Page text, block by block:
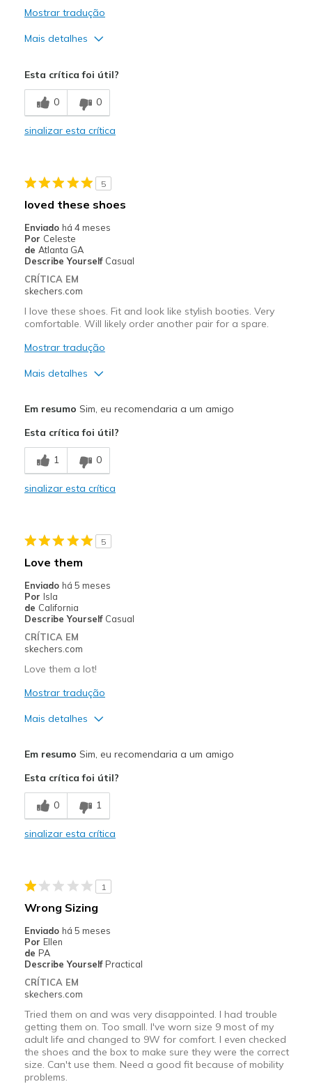
Mostrar tradução
Mais detalhes
Esta crítica foi útil?
0 0
sinalizar esta crítica
5
loved these shoes
Enviado há 4 meses
Por Celeste
de Atlanta GA
Describe Yourself Casual
CRÍTICA EM
skechers.com
I love these shoes. Fit and look like stylish booties. Very
comfortable. Will likely order another pair for a spare.
Mostrar tradução
Mais detalhes
Comfortable
Stylish
Going Out
Travel
Width
Sizing
View On Shoes
Em resumo Sim, eu recomendaria a um amigo
Esta crítica foi útil?
1 0
sinalizar esta crítica
5
Love them
Enviado há 5 meses
Por Isla
de California
Describe Yourself Casual
CRÍTICA EM
skechers.com
Love them a lot!
Mostrar tradução
Mais detalhes
Breathe Well
Comfortable
Melhores utilizações
Going Out
Special Occasions
Travel
Width
Feels true to width
Sizing
Feels true to size
View On Shoes
Shoes are for Wearing
Em resumo Sim, eu recomendaria a um amigo
Esta crítica foi útil?
0 1
sinalizar esta crítica
1
Wrong Sizing
Enviado há 5 meses
Por Ellen
de PA
Describe Yourself Practical
CRÍTICA EM
skechers.com
Tried them on and was very disappointed. I had trouble
getting them on. Too small. I've worn size 9 most of my
adult life and changed to 9W for comfort. I even checked
the shoes and the box to make sure they were the correct
size. Can't use them. Need a good fit because of mobility
problems.